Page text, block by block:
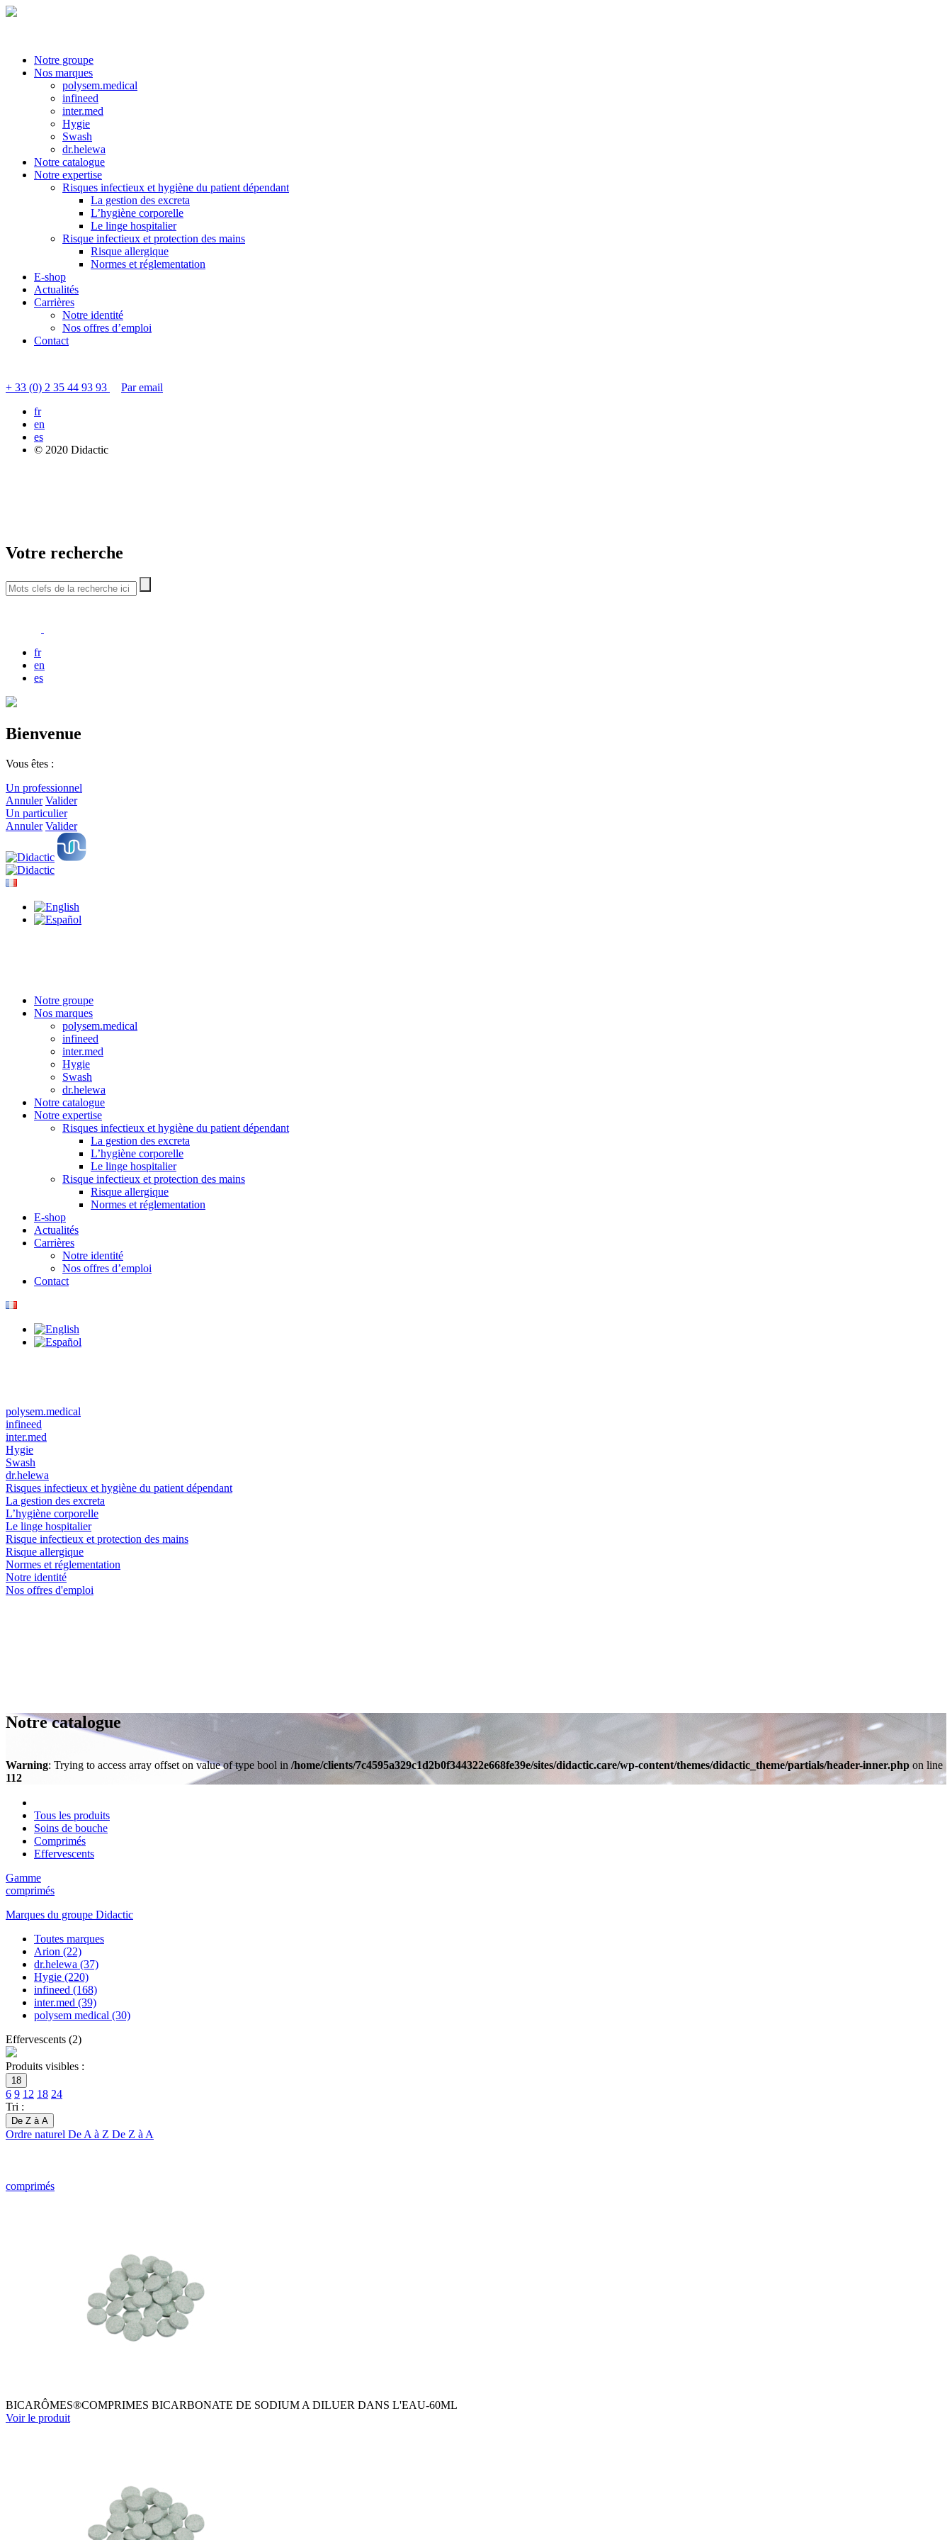
Notre groupe
Nos marques
polysem.medical
infineed
inter.med
Hygie
Swash
dr.helewa
Notre catalogue
Notre expertise
Risques infectieux et hygiène du patient dépendant
La gestion des excreta
L’hygiène corporelle
Le linge hospitalier
Risque infectieux et protection des mains
Risque allergique
Normes et réglementation
E-shop
Actualités
Carrières
Notre identité
Nos offres d’emploi
Contact
+ 33 (0) 2 35 44 93 93
Par email
fr
en
es
© 2020 Didactic
Votre recherche
fr
en
es
Bienvenue
Vous êtes :
Un professionnel
Annuler Valider
Un particulier
Annuler Valider
Notre groupe
Nos marques
polysem.medical
infineed
inter.med
Hygie
Swash
dr.helewa
Notre catalogue
Notre expertise
Risques infectieux et hygiène du patient dépendant
La gestion des excreta
L’hygiène corporelle
Le linge hospitalier
Risque infectieux et protection des mains
Risque allergique
Normes et réglementation
E-shop
Actualités
Carrières
Notre identité
Nos offres d’emploi
Contact
polysem.medical
infineed
inter.med
Hygie
Swash
dr.helewa
Risques infectieux et hygiène du patient dépendant
La gestion des excreta
L’hygiène corporelle
Le linge hospitalier
Risque infectieux et protection des mains
Risque allergique
Normes et réglementation
Notre identité
Nos offres d'emploi
Notre catalogue
Warning: Trying to access array offset on value of type bool in /home/clients/7c4595a329c1d2b0f344322e668fe39e/sites/didactic.care/wp-content/themes/didactic_theme/partials/header-inner.php on line
112
Tous les produits
Soins de bouche
Comprimés
Effervescents
Gamme
comprimés
Marques du groupe Didactic
Toutes marques
Arion (22)
dr.helewa (37)
Hygie (220)
infineed (168)
inter.med (39)
polysem medical (30)
Effervescents (2)
Produits visibles :
18
6 9 12 18 24
Tri :
De Z à A
Ordre naturel De A à Z De Z à A
comprimés
BICARÔMES®COMPRIMES BICARBONATE DE SODIUM A DILUER DANS L'EAU-60ML
Voir le produit